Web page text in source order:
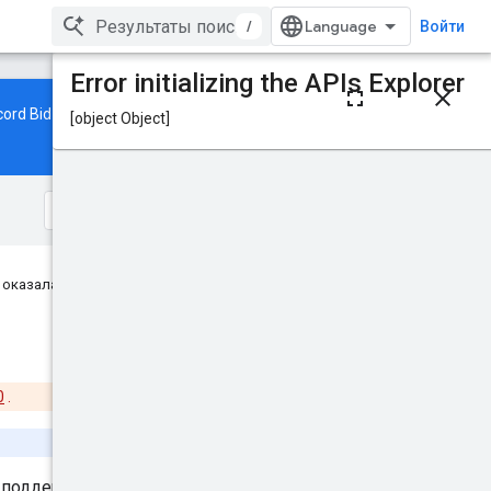
/ Войти
Содержание
Bid Manager API на
полезной?